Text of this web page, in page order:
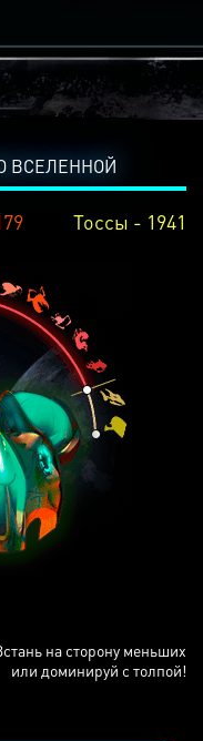
ВСЕЛЕННОЙ
Тоссы - 1941
на сторону меньших
или доминируй с толпой!